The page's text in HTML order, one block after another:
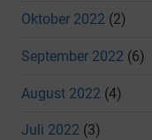
Oktober 2022 (2)
September 2022 (6)
August 2022 (4)
Juli 2022 (3)